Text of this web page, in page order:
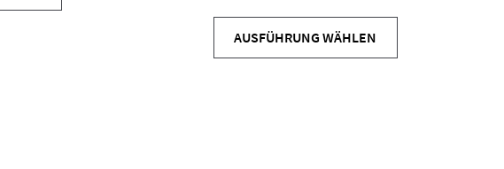
AUSFÜHRUNG WÄHLEN
Dieses
weist